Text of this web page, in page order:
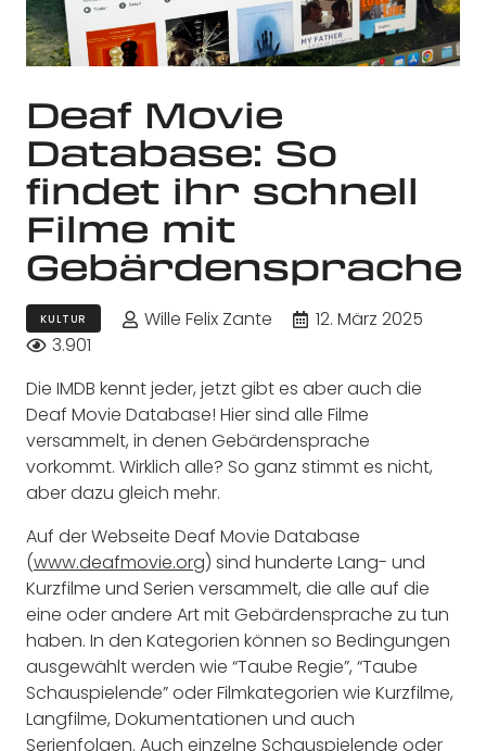
Deaf Movie
Database: So
findet ihr schnell
Filme mit
Gebärdensprache
KULTUR Wille Felix Zante
12. März 2025
3.901
Die IMDB kennt jeder, jetzt gibt es aber auch die
Deaf Movie Database! Hier sind alle Filme
versammelt, in denen Gebärdensprache
vorkommt. Wirklich alle? So ganz stimmt es nicht,
aber dazu gleich mehr.
Auf der Webseite Deaf Movie Database
(www.deafmovie.org) sind hunderte Lang- und
Kurzfilme und Serien versammelt, die alle auf die
eine oder andere Art mit Gebärdensprache zu tun
haben. In den Kategorien können so Bedingungen
ausgewählt werden wie “Taube Regie”, “Taube
Schauspielende” oder Filmkategorien wie Kurzfilme,
Langfilme, Dokumentationen und auch
Serienfolgen. Auch einzelne Schauspielende oder